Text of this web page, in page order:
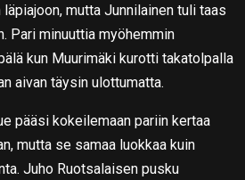
mutta Junnilainen tuli taas
Pari minuuttia myöhemmin
kun Muurimäki kurotti takatolpalla
aivan täysin ulottumatta.
pääsi kokeilemaan pariin kertaa
mutta se samaa luokkaa kuin
Juho Ruotsalaisen pusku